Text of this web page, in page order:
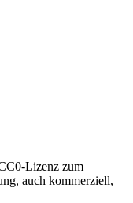
Lizenz zum
auch kommerziell,